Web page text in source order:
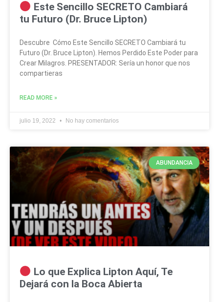
Este Sencillo SECRETO Cambiará
tu Futuro (Dr. Bruce Lipton)
Descubre Cómo Este Sencillo SECRETO Cambiará tu
Futuro (Dr. Bruce Lipton). Hemos Perdido Este Poder para
Crear Milagros. PRESENTADOR: Sería un honor que nos
compartieras
READ MORE »
julio 19, 2022 No hay comentarios
ABUNDANCIA
Lo que Explica Lipton Aquí, Te
Dejará con la Boca Abierta